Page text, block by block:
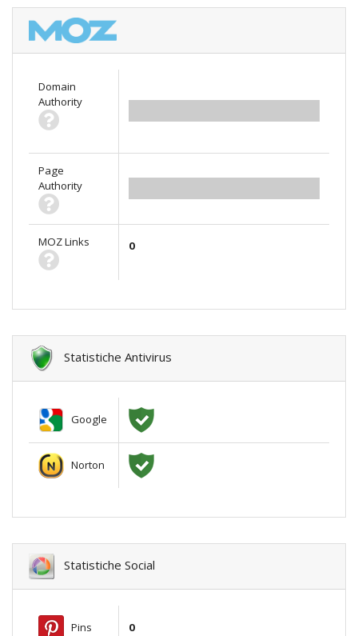
Domain
Authority
Page
Authority
MOZ Links 0
Statistiche Antivirus
Google
Norton
Statistiche Social
Pins 0